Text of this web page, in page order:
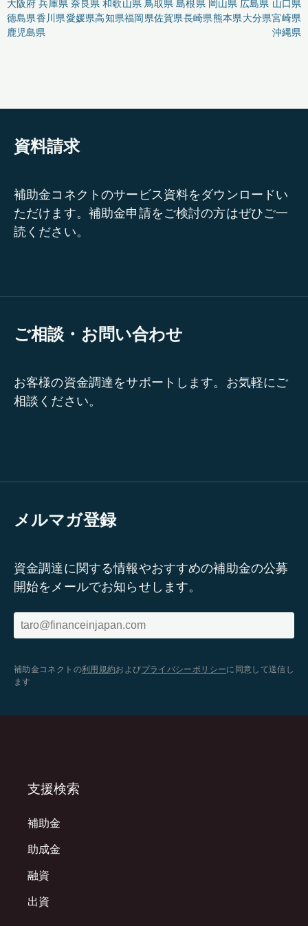
大阪府 兵庫県 奈良県 和歌山県 鳥取県 島根県 岡山県 広島県 山口県
徳島県香川県愛媛県高知県福岡県佐賀県長崎県熊本県大分県宮崎県
鹿児島県
沖縄県
資料請求
補助金コネクトのサービス資料をダウンロードい
ただけます。補助金申請をご検討の方はぜひご一
読ください。
ご相談・お問い合わせ
お客様の資金調達をサポートします。お気軽にご
相談ください。
メルマガ登録
資金調達に関する情報やおすすめの補助金の公募
開始をメールでお知らせします。
補助金コネクトの利用規約およびプライバシーポリシーに同意して送信し
ます
支援検索
補助金
助成金
融資
出資